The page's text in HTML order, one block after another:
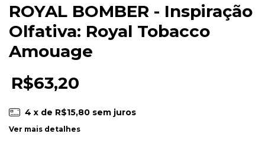
ROYAL BOMBER - Inspiração
Olfativa: Royal Tobacco
Amouage
R$63,20
4 x de R$15,80 sem juros
Ver mais detalhes